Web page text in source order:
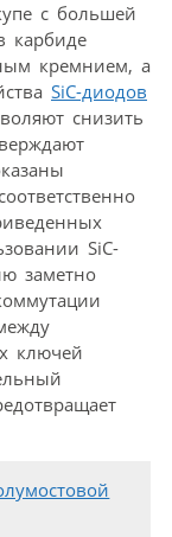
с большей
карбиде
кремнием, а
SiC-диодов
снизить
SiC-
заметно
ключей